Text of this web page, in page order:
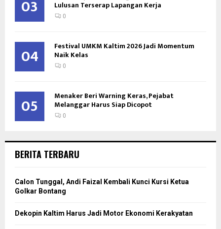
03 Lulusan Terserap Lapangan Kerja
0
04 Festival UMKM Kaltim 2026 Jadi Momentum
Naik Kelas
0
05 Menaker Beri Warning Keras, Pejabat
Melanggar Harus Siap Dicopot
0
BERITA TERBARU
Calon Tunggal, Andi Faizal Kembali Kunci Kursi Ketua
Golkar Bontang
Dekopin Kaltim Harus Jadi Motor Ekonomi Kerakyatan